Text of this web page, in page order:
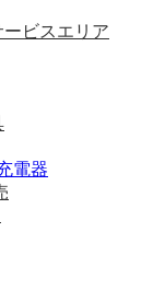
ービスエリア
電器